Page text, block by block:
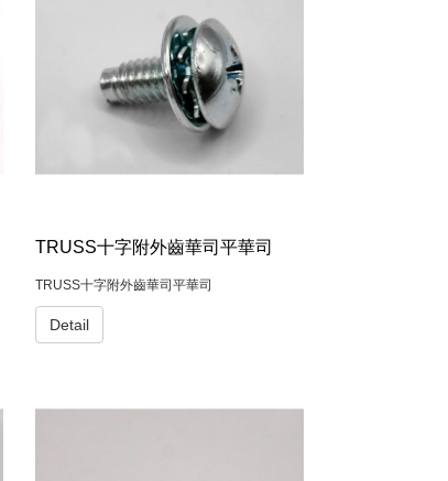
TRUSS十字附外齒華司平華司
TRUSS十字附外齒華司平華司
Detail